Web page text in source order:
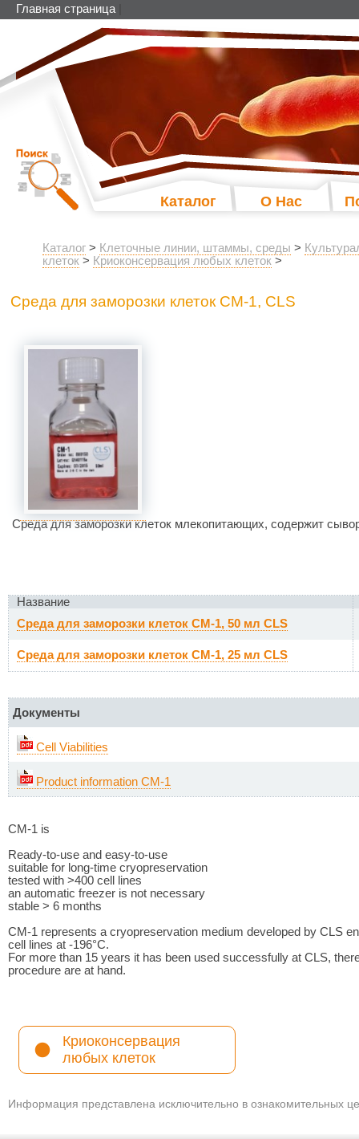
Главная страница
Каталог О Нас
Каталог > Клеточные линии, штаммы, среды >
клеток > Криоконсервация любых клеток >
Среда для заморозки клеток CM-1, CLS
Среда для заморозки клеток млекопитающих, содержит
Название
Среда для заморозки клеток CM-1, 50 мл CLS
Среда для заморозки клеток CM-1, 25 мл CLS
Документы
Cell Viabilities
Product information CM-1
CM-1 is
Ready-to-use and easy-to-use
suitable for long-time cryopreservation
tested with >400 cell lines
an automatic freezer is not necessary
stable > 6 months
CM-1 represents a cryopreservation medium developed by CLS
cell lines at -196°C.
For more than 15 years it has been used successfully at CLS,
procedure are at hand.
Криоконсервация
любых клеток
Информация представлена исключительно в ознакомительных